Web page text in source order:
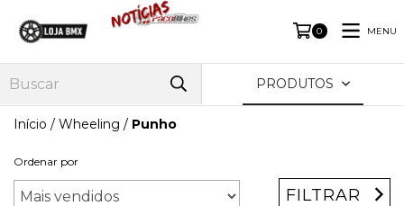
0 MENU
PRODUTOS
Início / Wheeling / Punho
Ordenar por
FILTRAR